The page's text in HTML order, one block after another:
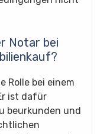
Notar bei
Rolle bei einem
ist dafür
beurkunden und